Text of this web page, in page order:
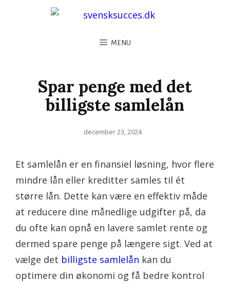
MENU
Spar penge med det
billigste samlelån
Posted
december 23, 2024
Et samlelån er en finansiel løsning, hvor flere
mindre lån eller kreditter samles til ét
større lån. Dette kan være en effektiv måde
at reducere dine månedlige udgifter på, da
du ofte kan opnå en lavere samlet rente og
dermed spare penge på længere sigt. Ved at
vælge det billigste samlelån kan du
optimere din økonomi og få bedre kontrol